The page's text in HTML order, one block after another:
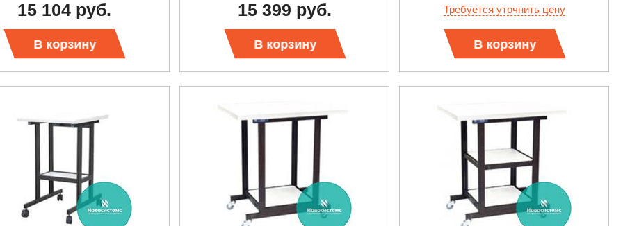
15 104 руб.
В корзину
15 399 руб.
В корзину
Требуется уточнить цену
В корзину